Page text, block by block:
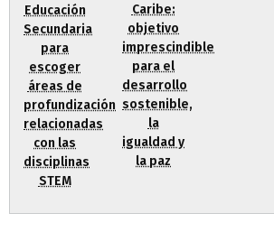
Educación
Secundaria
para
escoger
áreas de
profundización
relacionadas
con las
disciplinas
STEM
Caribe:
objetivo
imprescindible
para el
desarrollo
sostenible,
la
igualdad y
la paz